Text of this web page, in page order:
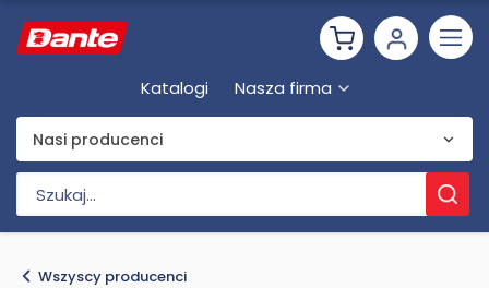
Katalogi Nasza firma
Nasi producenci
Wszyscy producenci